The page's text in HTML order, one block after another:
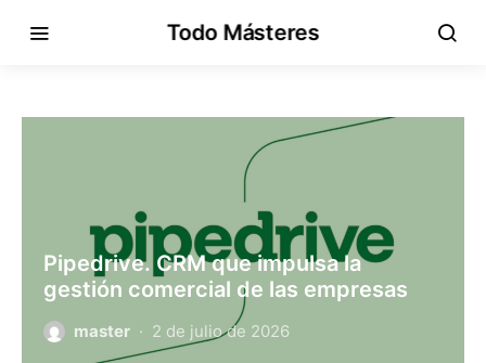
Todo Másteres
Pipedrive. CRM que impulsa la
gestión comercial de las empresas
master 2 de julio de 2026